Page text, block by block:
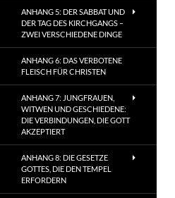
ANHANG 5: DER SABBAT UND
DER TAG DES KIRCHGANGS –
ZWEI VERSCHIEDENE DINGE
ANHANG 6: DAS VERBOTENE
FLEISCH FÜR CHRISTEN
ANHANG 7: JUNGFRAUEN,
WITWEN UND GESCHIEDENE:
DIE VERBINDUNGEN, DIE GOTT
AKZEPTIERT
ANHANG 8: DIE GESETZE
GOTTES, DIE DEN TEMPEL
ERFORDERN